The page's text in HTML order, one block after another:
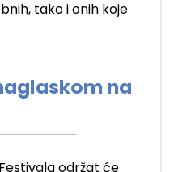
tako i onih koje
na
održat će